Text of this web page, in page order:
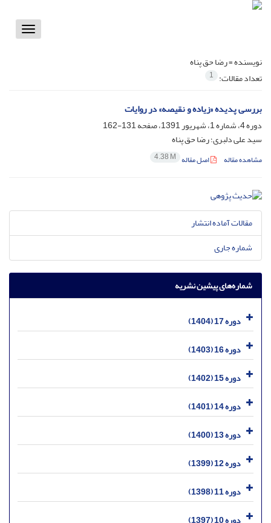
Toggle
نویسنده =رضا حق پناه
تعداد مقالات: 1
بررسی پدیده «زیاده و نقیصه» در روایات
دوره 4، شماره 1، شهریور 1391، صفحه
131-162
سید علی دلبری؛ رضا حق پناه
مشاهده مقاله اصل مقاله 4.38 M
مقالات آماده انتشار
شماره جاری
شماره‌های پیشین نشریه
دوره 17 (1404)
دوره 16 (1403)
دوره 15 (1402)
دوره 14 (1401)
دوره 13 (1400)
دوره 12 (1399)
دوره 11 (1398)